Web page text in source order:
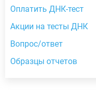
Оплатить ДНК-тест
Акции на тесты ДНК
Вопрос/ответ
Образцы отчетов